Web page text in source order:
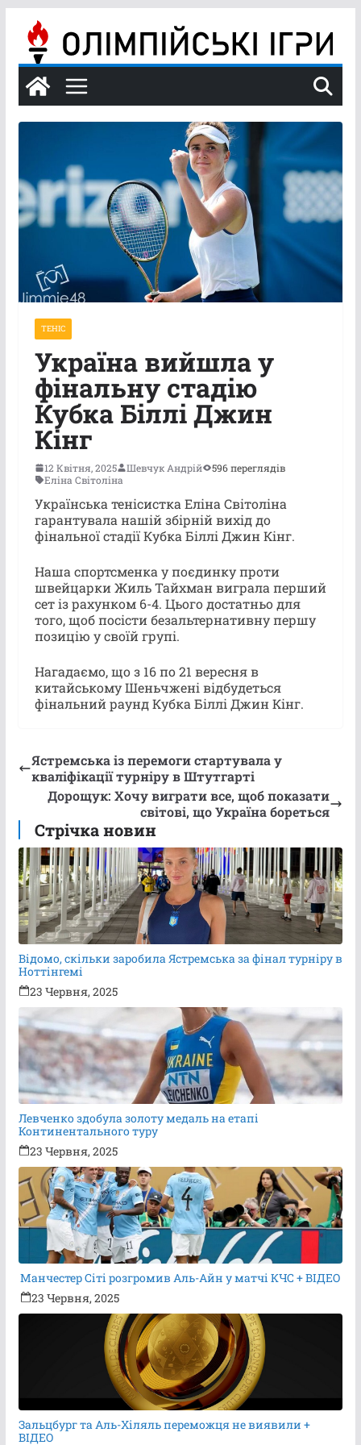
вмісту
ТЕНІС
Україна вийшла у
фінальну стадію
Кубка Біллі Джин
Кінг
12 Квітня, 2025 Шевчук Андрій
596 переглядів
Еліна Світоліна
Українська тенісистка Еліна Світоліна
гарантувала нашій збірній вихід до
фінальної стадії Кубка Біллі Джин Кінг.
Наша спортсменка у поєдинку проти
швейцарки Жиль Тайхман виграла перший
сет із рахунком 6-4. Цього достатньо для
того, щоб посісти безальтернативну першу
позицію у своїй групі.
Нагадаємо, що з 16 по 21 вересня в
китайському Шеньчжені відбудеться
фінальний раунд Кубка Біллі Джин Кінг.
Ястремська із перемоги стартувала у
кваліфікації турніру в Штутгарті
Дорощук: Хочу виграти все, щоб показати
світові, що Україна бореться
Стрічка новин
Відомо, скільки заробила Ястремська за фінал турніру в
Ноттінгемі
23 Червня, 2025
Левченко здобула золоту медаль на етапі
Континентального туру
23 Червня, 2025
Манчестер Сіті розгромив Аль-Айн у матчі КЧС + ВІДЕО
23 Червня, 2025
Зальцбург та Аль-Хіляль переможця не виявили +
ВІДЕО